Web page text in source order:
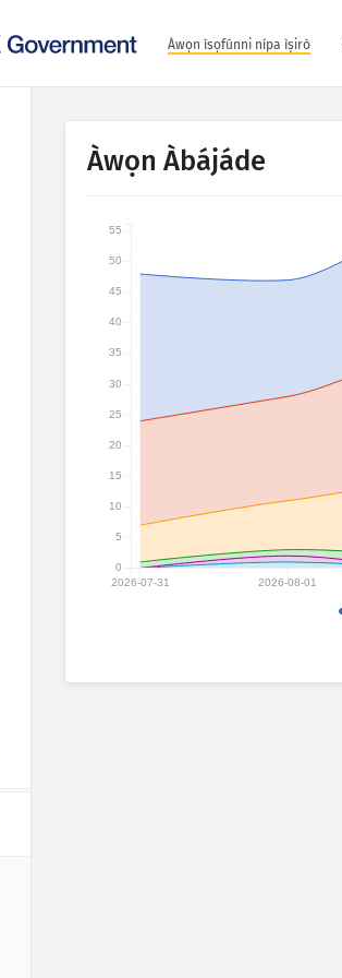
Àwọn ìsọfúnni nípa ìṣirò
Àwọn Àbájáde
2026-07-31 2026-08-01
0
5
10
15
20
25
30
35
40
45
50
55